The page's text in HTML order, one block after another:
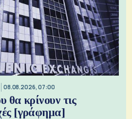
08.08.2026, 07:00
θα κρίνουν τις
[γράφημα]